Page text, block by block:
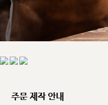
주문 제작 안내